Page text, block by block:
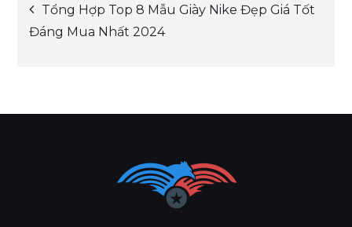
Post
Tổng Hợp Top 8 Mẫu Giày Nike Đẹp Giá Tốt
Đáng Mua Nhất 2024